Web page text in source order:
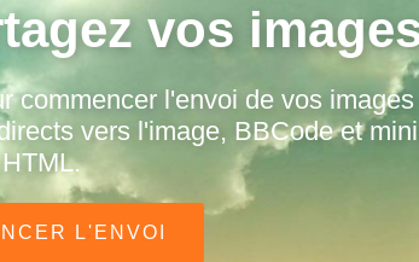
vos
commencer l'envoi de vos
vers l'image, BBCode et
HTML.
L'ENVOI